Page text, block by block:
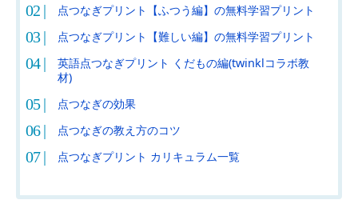
点つなぎプリント【ふつう編】の無料学習プリント
点つなぎプリント【難しい編】の無料学習プリント
英語点つなぎプリント くだもの編(twinklコラボ教
材)
点つなぎの効果
点つなぎの教え方のコツ
点つなぎプリント カリキュラム一覧